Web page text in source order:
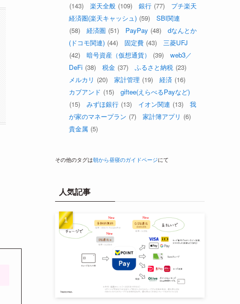
(143)
楽天全般 (109) 銀行 (77)
プチ楽天
経済圏(楽天キャッシュ) (59)
SBI関連
(58)
経済圏 (51) PayPay (48)
dなんとか
(ドコモ関連) (44) 固定費 (43)
三菱UFJ
(42)
暗号資産（仮想通貨） (39)
web3／
DeFi (38) 税金 (37) ふるさと納税 (23)
メルカリ (20) 家計管理 (19) 経済 (16)
カブアンド (15)
giftee(えらべるPayなど)
(15)
みずほ銀行 (13) イオン関連 (13)
我
が家のマネープラン (7) 家計簿アプリ (6)
貴金属 (5)
その他のタグは朝から昼寝のガイドページにて
人気記事